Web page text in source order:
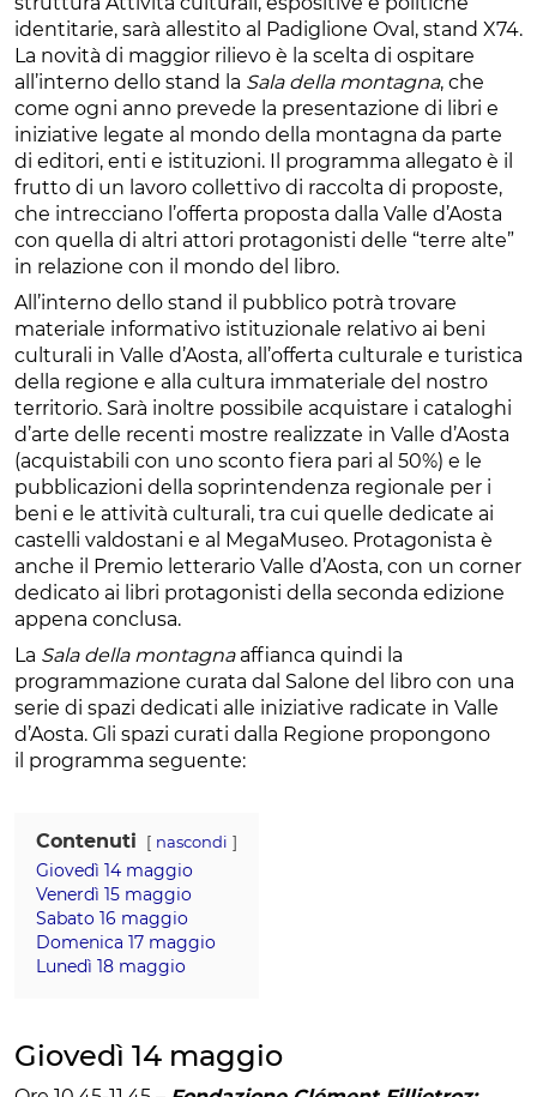
identitarie, sarà allestito al Padiglione Oval, stand X74.
La novità di maggior rilievo è la scelta di ospitare
all’interno dello stand la Sala della montagna, che
come ogni anno prevede la presentazione di libri e
iniziative legate al mondo della montagna da parte
di editori, enti e istituzioni. Il programma allegato è il
frutto di un lavoro collettivo di raccolta di proposte,
che intrecciano l’offerta proposta dalla Valle d’Aosta
con quella di altri attori protagonisti delle “terre alte”
in relazione con il mondo del libro.
All’interno dello stand il pubblico potrà trovare
materiale informativo istituzionale relativo ai beni
culturali in Valle d’Aosta, all’offerta culturale e turistica
della regione e alla cultura immateriale del nostro
territorio. Sarà inoltre possibile acquistare i cataloghi
d’arte delle recenti mostre realizzate in Valle d’Aosta
(acquistabili con uno sconto fiera pari al 50%) e le
pubblicazioni della soprintendenza regionale per i
beni e le attività culturali, tra cui quelle dedicate ai
castelli valdostani e al MegaMuseo. Protagonista è
anche il Premio letterario Valle d’Aosta, con un corner
dedicato ai libri protagonisti della seconda edizione
appena conclusa.
La Sala della montagnaaffianca quindi la
programmazione curata dal Salone del libro con una
serie di spazi dedicati alle iniziative radicate in Valle
d’Aosta. Gli spazi curati dalla Regione propongono
il programma seguente:
Contenuti nascondi
Giovedì 14 maggio
Venerdì 15 maggio
Sabato 16 maggio
Domenica 17 maggio
Lunedì 18 maggio
Giovedì 14 maggio